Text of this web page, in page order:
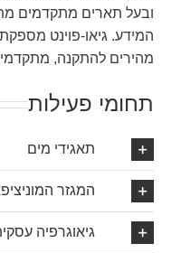
ובעל תארים מתקדמים
מהירים להתקנה,
תחומי פעילות
תאגידי מים
המגזר
גיאוגרפיה